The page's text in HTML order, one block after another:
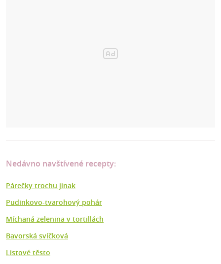
Nedávno navštívené recepty:
Párečky trochu jinak
Pudinkovo-tvarohový pohár
Míchaná zelenina v tortillách
Bavorská svíčková
Listové těsto